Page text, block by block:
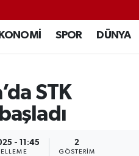
SPOR DÜNYA
STK
- 11:45 2
GÖSTERIM
Haritası
ve Fikstür